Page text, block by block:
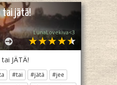
tai jätä!
LunaLovekiva<3
JÄTÄ!
#tai #jätä
#jee